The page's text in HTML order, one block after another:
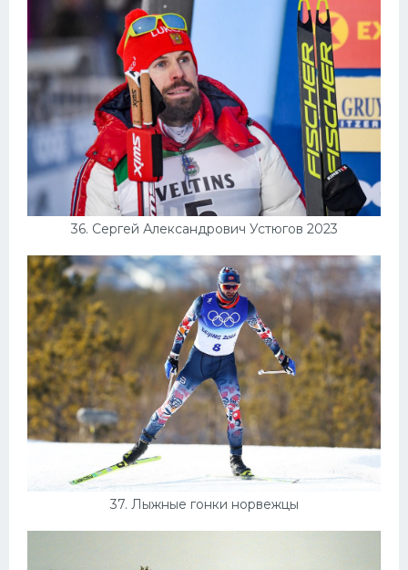
36. Сергей Александрович Устюгов 2023
37. Лыжные гонки норвежцы